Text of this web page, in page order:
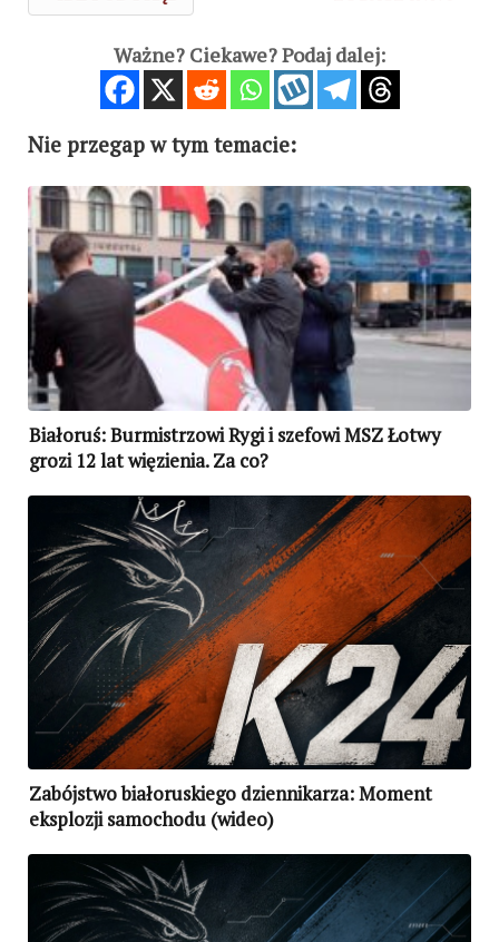
Ważne? Ciekawe? Podaj dalej:
Nie przegap w tym temacie:
Białoruś: Burmistrzowi Rygi i szefowi MSZ Łotwy
grozi 12 lat więzienia. Za co?
Zabójstwo białoruskiego dziennikarza: Moment
eksplozji samochodu (wideo)